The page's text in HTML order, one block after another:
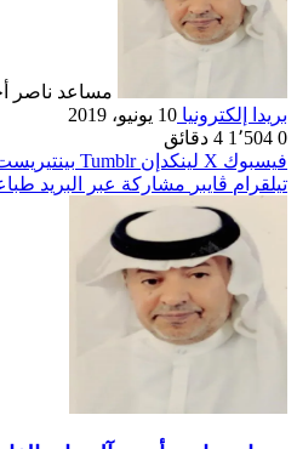
مساعد ناصر
بريدا إلكترونيا 10 يونيو، 2019
0
4 دقائق
فيسبوك ‫X لينكدإن
تيلقرام ڤايبر مشاركة عبر البريد